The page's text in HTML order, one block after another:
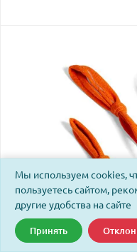
Мы используем cookies,
пользуетесь сайтом,
другие удобства на сайте
Принять